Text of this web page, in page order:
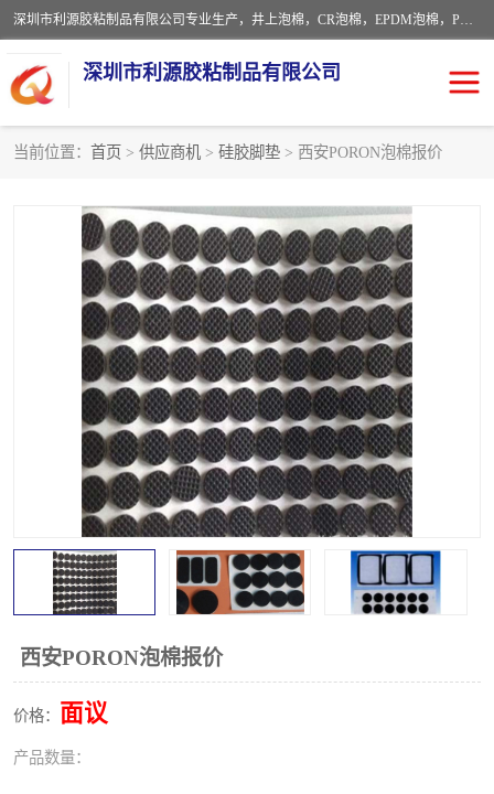
深圳市利源胶粘制品有限公司专业生产，井上泡棉，CR泡棉，EPDM泡棉，PORON泡棉厚度剖切，公差正负0.1mm，硅胶条，脚垫，异形一次成型，雕刻EVA海绵；包装材料:精密仪器、医疗器具、运输时缓冲、防震材料。建筑:住房装潢材料、房屋门窗密封；轻便、强韧性：轻便并且具有较强的韧性，良好的耐油性与耐溶剂性。隔热性：导热性低具有优越的保温性，具有的回弹性。
深圳市利源胶粘制品有限公司
当前位置： 首页 > 供应商机 > 硅胶脚垫 > 西安PORON泡棉报价
西安PORON泡棉报价
价格： 面议
产品数量：
PORON泡棉 防火海绵
EVA珍珠棉异形 硅胶脚垫
佛橡胶泡棉